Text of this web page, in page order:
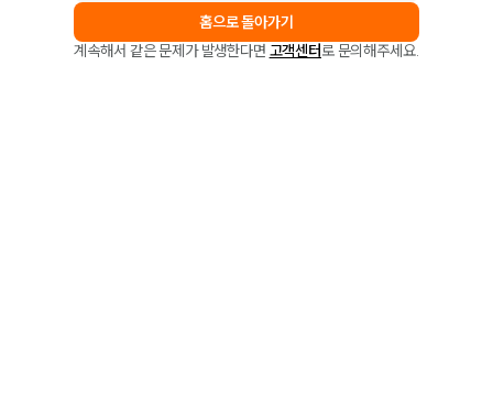
홈으로 돌아가기
계속해서 같은 문제가 발생한다면 고객센터로 문의해주세요.